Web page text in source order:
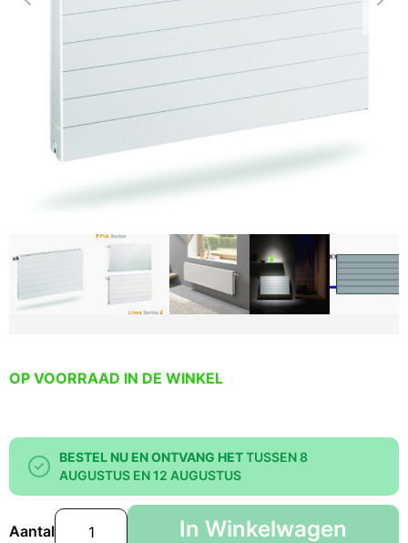
OP VOORRAAD IN DE WINKEL
BESTEL NU EN ONTVANG HETTUSSEN 8
AUGUSTUS EN 12 AUGUSTUS
Aantal In Winkelwagen